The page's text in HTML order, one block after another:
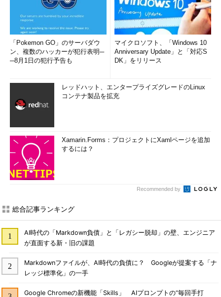
「Pokemon GO」のサーバダウ
ン、複数のハッカーが犯行表明─
─8月1日の犯行予告も
マイクロソフト、「Windows 10
Anniversary Update」と「対応S
DK」をリリース
レッドハット、エンタープライズグレードのLinux
コンテナ製品を拡充
Xamarin.Forms：プロジェクトにXamlページを追加
するには？
Recommended by
総合記事ランキング
AI時代の「Markdown負債」と「レガシー脱却」の壁、エンジニア
が直面する新・旧の課題
Markdownファイルが、AI時代の負債に？ Googleが提案する「ナ
レッジ標準化」の一手
Google Chromeの新機能「Skills」 AIプロンプトの“毎回手打